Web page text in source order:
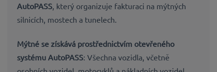
AutoPASS , který organizuje fakturaci na mýtných
silnicích, mostech a tunelech.
Mýtné se získává prostřednictvím otevřeného
systému AutoPASS: Všechna vozidla, včetně